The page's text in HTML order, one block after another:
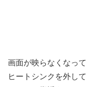
画面が映らなくなっ
ヒートシンクを外して